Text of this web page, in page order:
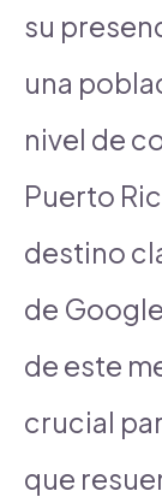
su
una
nivel de
Puerto
destino
de
de este
crucial
que